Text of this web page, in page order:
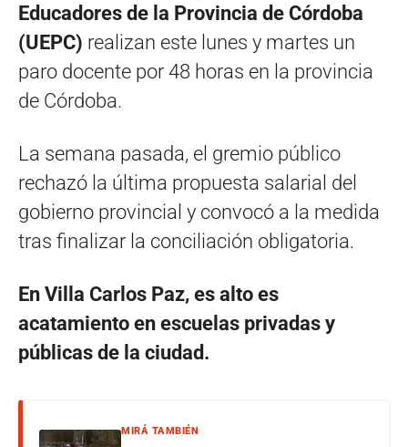
Educadores de la Provincia de Córdoba
(UEPC) realizan este lunes y martes un
paro docente por 48 horas en la provincia
de Córdoba.
La semana pasada, el gremio público
rechazó la última propuesta salarial del
gobierno provincial y convocó a la medida
tras finalizar la conciliación obligatoria.
En Villa Carlos Paz, es alto es
acatamiento en escuelas privadas y
públicas de la ciudad.
MIRÁ TAMBIÉN